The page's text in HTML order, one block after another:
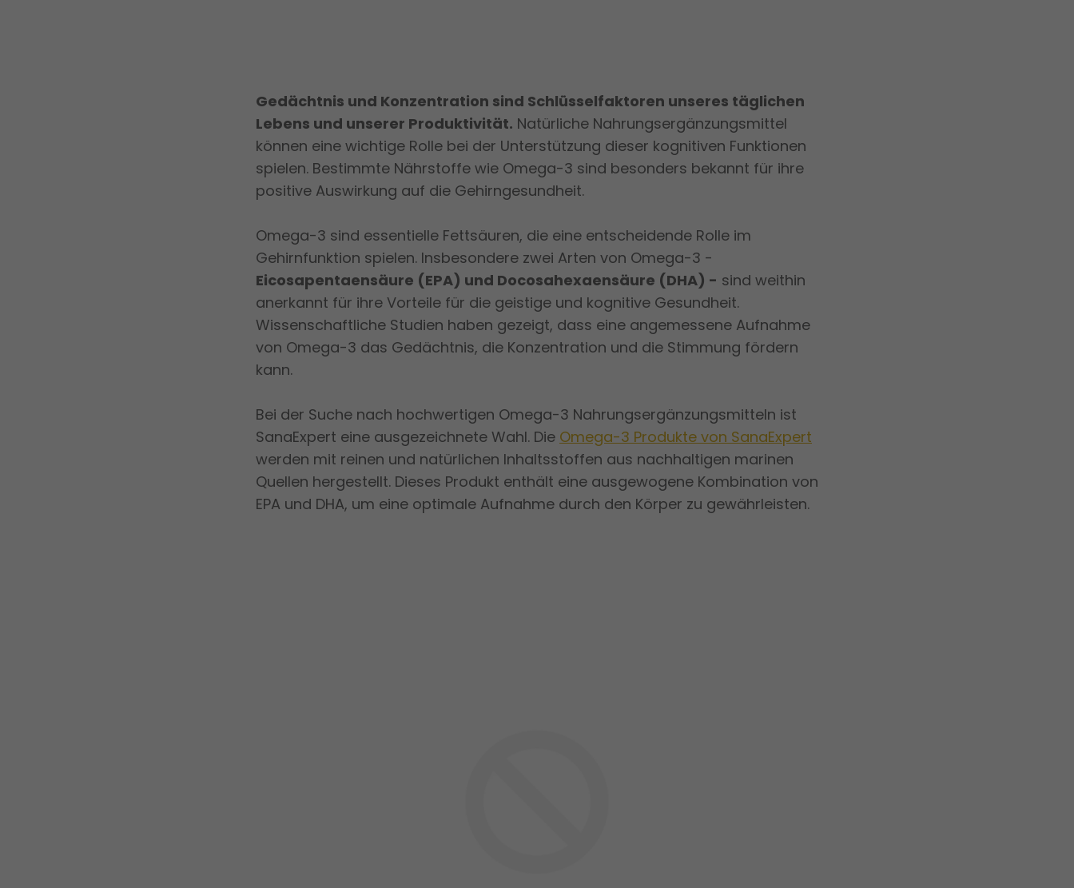
Gedächtnis und Konzentration sind Schlüsselfaktoren unseres täglichen
Lebens und unserer Produktivität. Natürliche Nahrungsergänzungsmittel
können eine wichtige Rolle bei der Unterstützung dieser kognitiven Funktionen
spielen. Bestimmte Nährstoffe wie Omega-3 sind besonders bekannt für ihre
positive Auswirkung auf die Gehirngesundheit.
Omega-3 sind essentielle Fettsäuren, die eine entscheidende Rolle im
Gehirnfunktion spielen. Insbesondere zwei Arten von Omega-3 -
Eicosapentaensäure (EPA) und Docosahexaensäure (DHA) - sind weithin
anerkannt für ihre Vorteile für die geistige und kognitive Gesundheit.
Wissenschaftliche Studien haben gezeigt, dass eine angemessene Aufnahme
von Omega-3 das Gedächtnis, die Konzentration und die Stimmung fördern
kann.
Bei der Suche nach hochwertigen Omega-3 Nahrungsergänzungsmitteln ist
SanaExpert eine ausgezeichnete Wahl. Die Omega-3 Produkte von SanaExpert
werden mit reinen und natürlichen Inhaltsstoffen aus nachhaltigen marinen
Quellen hergestellt. Dieses Produkt enthält eine ausgewogene Kombination von
EPA und DHA, um eine optimale Aufnahme durch den Körper zu gewährleisten.